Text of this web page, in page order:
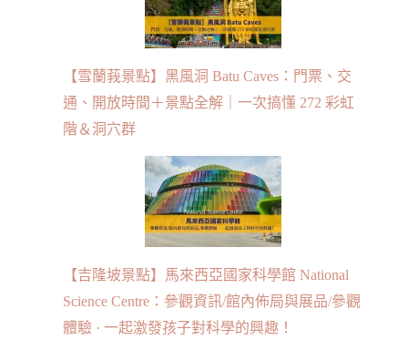
【雪蘭莪景點】黑風洞 Batu Caves：門票、交
通、開放時間＋景點全解｜一次搞懂 272 彩虹
階＆洞穴群
【吉隆坡景點】馬來西亞國家科學館 National
Science Centre：參觀資訊/館內佈局與展品/參觀
體驗 · 一起激發孩子對科學的興趣！